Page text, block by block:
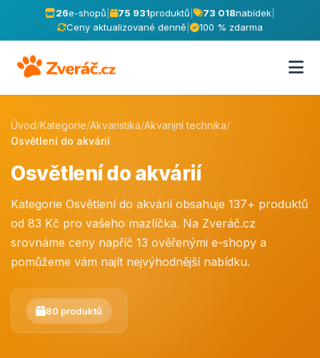
26e-shopů 75 931produktů 73 018nabídek
Ceny aktualizované denně
100 % zdarma
Úvod/Kategorie/Akvaristika/Akvarijní technika/
Osvětlení do akvárií
Osvětlení do akvárií
Kategorie Osvětlení do akvárií obsahuje 137+ produktů
od 83 Kč pro vašeho mazlíčka. Na Zveráč.cz
srovnáme ceny napříč 13 ověřenými e-shopy a
pomůžeme vám najít nejvýhodnější nabídku.
80 produktů